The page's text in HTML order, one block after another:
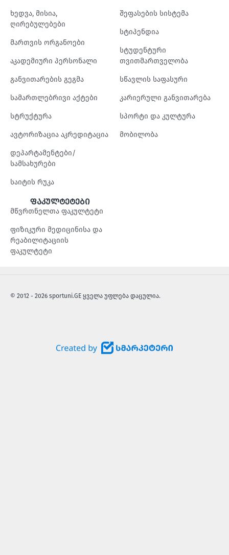
ხედვა, მისია,
ღირებულებები
მართვის ორგანოები
აკადემიური პერსონალი
განვითარების გეგმა
სამართლებრივი აქტები
სტრუქტურა
ავტორიზაცია აკრედიტაცია
დეპარტამენტები/
სამსახურები
საიტის რუკა
შეფასების სისტემა
სტიპენდია
სტუდენტური
თვითმართველობა
სწავლის საფასური
კარიერული განვითარება
სპორტი და კულტურა
მობილობა
ფაკულტეტები
მწვრთნელთა ფაკულტეტი
ფიზიკური მედიცინისა და
რეაბილიტაციის
ფაკულტეტი
© 2012 - 2026 sportuni.GE ყველა უფლება დაცულია.